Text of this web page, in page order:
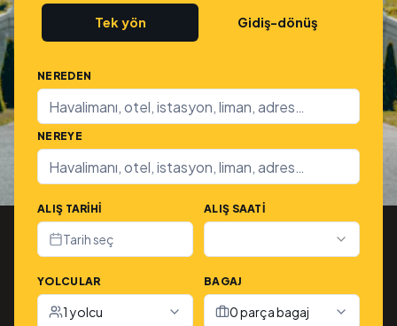
Tek yön Gidiş-dönüş
NEREDEN
NEREYE
ALIŞ TARIHI
Tarih seç
ALIŞ SAATI
YOLCULAR
1 yolcu
BAGAJ
0 parça bagaj